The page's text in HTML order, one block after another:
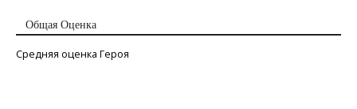
Общая Оценка
Средняя оценка Героя